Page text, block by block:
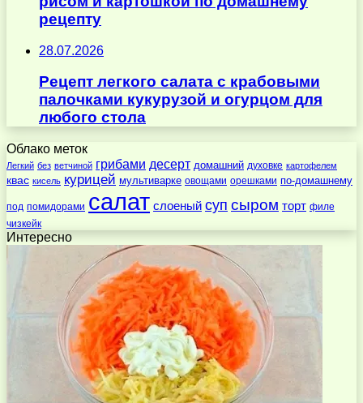
рецепту
28.07.2026
Рецепт легкого салата с крабовыми
палочками кукурузой и огурцом для
любого стола
Облако меток
Легкий без ветчиной грибами десерт домашний духовке картофелем
квас кисель курицей мультиварке овощами орешками по-домашнему
под помидорами салат слоеный суп сыром торт филе
чизкейк
Интересно